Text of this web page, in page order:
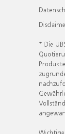
* Die